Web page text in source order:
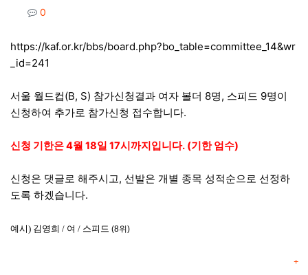
컨텐츠 정보
0
본문
https://kaf.or.kr/bbs/board.php?bo_table=committee_14&wr
_id=241
서울 월드컵(B, S) 참가신청결과 여자 볼더 8명, 스피드 9명이
신청하여 추가로 참가신청 접수합니다.
신청 기한은 4월 18일 17시까지입니다. (기한 엄수)
신청은 댓글로 해주시고, 선발은 개별 종목 성적순으로 선정하
도록 하겠습니다.
예시) 김영희 / 여 / 스피드 (8위)